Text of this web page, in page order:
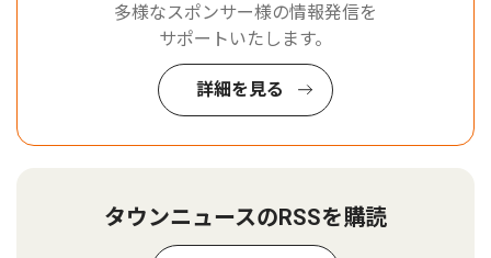
多様なスポンサー様の情報発信を
サポートいたします。
詳細を見る
タウンニュースのRSSを購読